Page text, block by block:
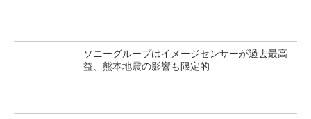
ソニーグループはイメージセンサーが過去最高
益、熊本地震の影響も限定的